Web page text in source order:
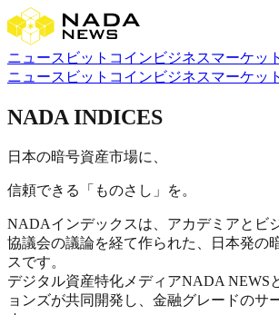
ニュース ビットコイン ビジネスマーケット
ニュース ビットコイン ビジネスマーケット
NADA INDICES
日本の暗号資産市場に、
信頼できる「ものさし」 を。
NADAインデックスは、アカデミアとビ
協議会の議論を経て作られた、日本発の
スです。
デジタル資産特化メディアNADA NEWS
ョンズが共同開発し、金融グレードのサ